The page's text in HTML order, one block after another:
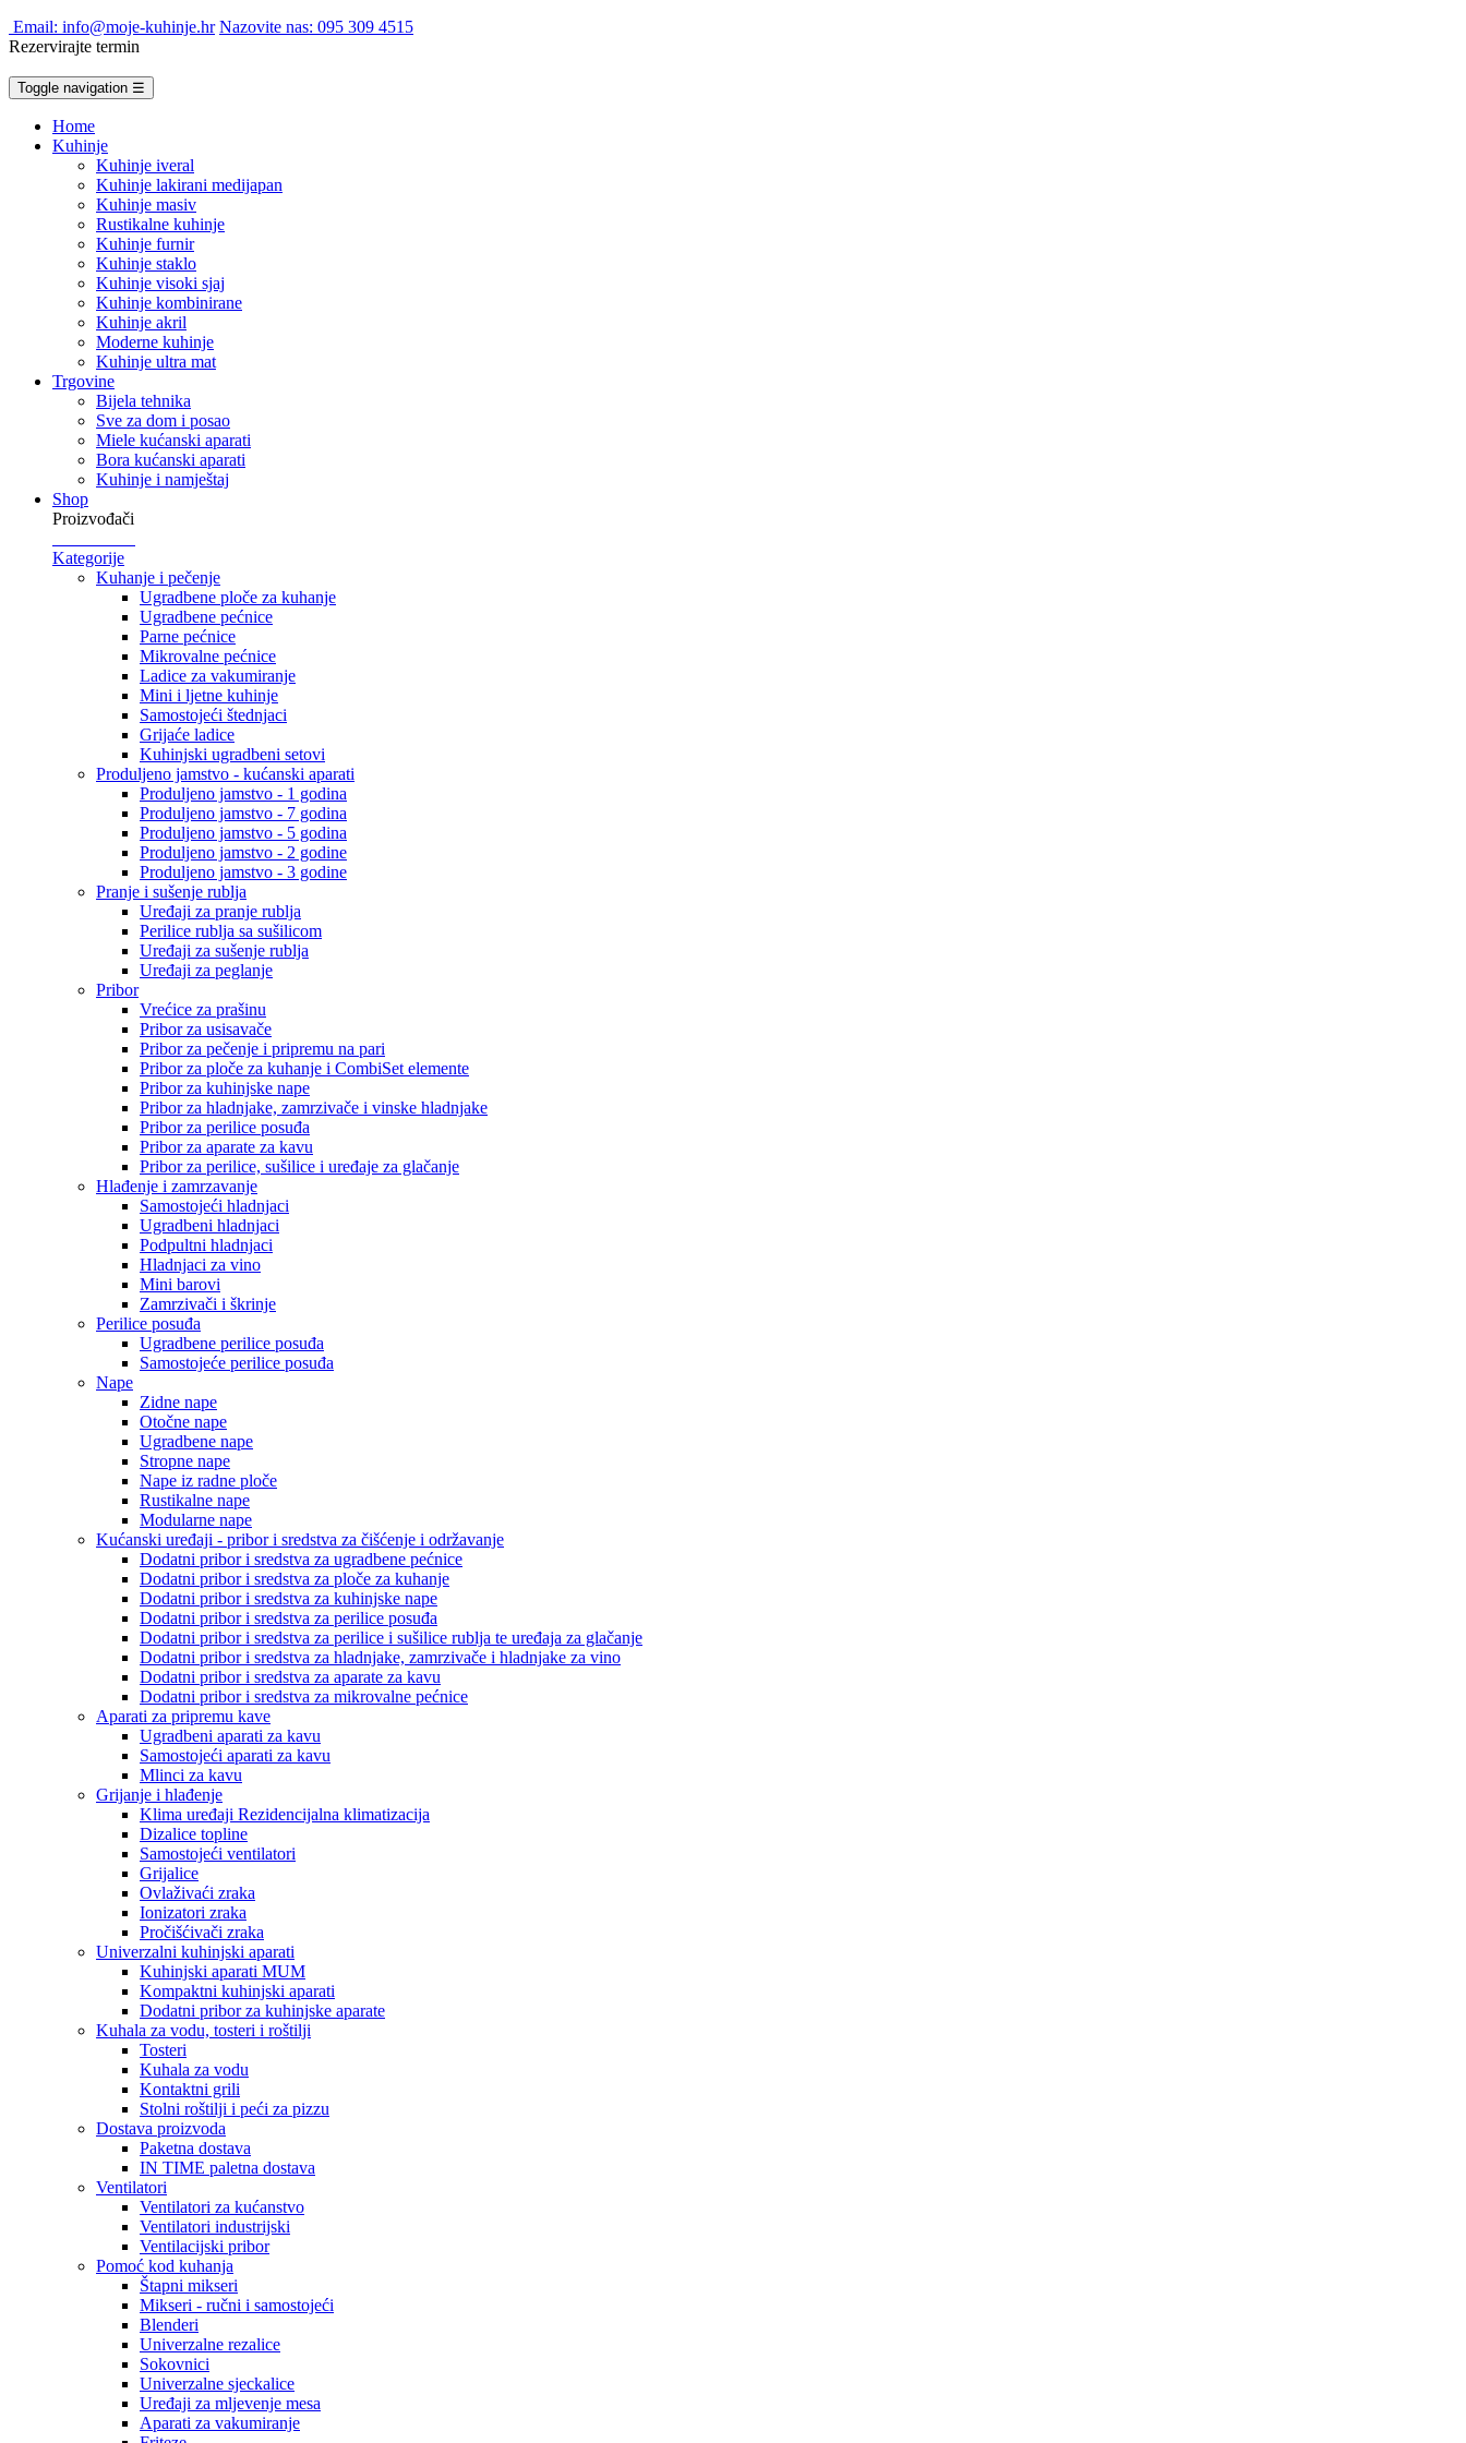
Email: info@moje-kuhinje.hr Nazovite nas: 095 309 4515
Rezervirajte termin
Toggle navigation ☰
Home
Kuhinje
Kuhinje iveral
Kuhinje lakirani medijapan
Kuhinje masiv
Rustikalne kuhinje
Kuhinje furnir
Kuhinje staklo
Kuhinje visoki sjaj
Kuhinje kombinirane
Kuhinje akril
Moderne kuhinje
Kuhinje ultra mat
Trgovine
Bijela tehnika
Sve za dom i posao
Miele kućanski aparati
Bora kućanski aparati
Kuhinje i namještaj
Shop
Proizvođači
Kategorije
Kuhanje i pečenje
Ugradbene ploče za kuhanje
Ugradbene pećnice
Parne pećnice
Mikrovalne pećnice
Ladice za vakumiranje
Mini i ljetne kuhinje
Samostojeći štednjaci
Grijaće ladice
Kuhinjski ugradbeni setovi
Produljeno jamstvo - kućanski aparati
Produljeno jamstvo - 1 godina
Produljeno jamstvo - 7 godina
Produljeno jamstvo - 5 godina
Produljeno jamstvo - 2 godine
Produljeno jamstvo - 3 godine
Pranje i sušenje rublja
Uređaji za pranje rublja
Perilice rublja sa sušilicom
Uređaji za sušenje rublja
Uređaji za peglanje
Pribor
Vrećice za prašinu
Pribor za usisavače
Pribor za pečenje i pripremu na pari
Pribor za ploče za kuhanje i CombiSet elemente
Pribor za kuhinjske nape
Pribor za hladnjake, zamrzivače i vinske hladnjake
Pribor za perilice posuđa
Pribor za aparate za kavu
Pribor za perilice, sušilice i uređaje za glačanje
Hlađenje i zamrzavanje
Samostojeći hladnjaci
Ugradbeni hladnjaci
Podpultni hladnjaci
Hladnjaci za vino
Mini barovi
Zamrzivači i škrinje
Perilice posuđa
Ugradbene perilice posuđa
Samostojeće perilice posuđa
Nape
Zidne nape
Otočne nape
Ugradbene nape
Stropne nape
Nape iz radne ploče
Rustikalne nape
Modularne nape
Kućanski uređaji - pribor i sredstva za čišćenje i održavanje
Dodatni pribor i sredstva za ugradbene pećnice
Dodatni pribor i sredstva za ploče za kuhanje
Dodatni pribor i sredstva za kuhinjske nape
Dodatni pribor i sredstva za perilice posuđa
Dodatni pribor i sredstva za perilice i sušilice rublja te uređaja za glačanje
Dodatni pribor i sredstva za hladnjake, zamrzivače i hladnjake za vino
Dodatni pribor i sredstva za aparate za kavu
Dodatni pribor i sredstva za mikrovalne pećnice
Aparati za pripremu kave
Ugradbeni aparati za kavu
Samostojeći aparati za kavu
Mlinci za kavu
Grijanje i hlađenje
Klima uređaji Rezidencijalna klimatizacija
Dizalice topline
Samostojeći ventilatori
Grijalice
Ovlaživaći zraka
Ionizatori zraka
Pročišćivači zraka
Univerzalni kuhinjski aparati
Kuhinjski aparati MUM
Kompaktni kuhinjski aparati
Dodatni pribor za kuhinjske aparate
Kuhala za vodu, tosteri i roštilji
Tosteri
Kuhala za vodu
Kontaktni grili
Stolni roštilji i peći za pizzu
Dostava proizvoda
Paketna dostava
IN TIME paletna dostava
Ventilatori
Ventilatori za kućanstvo
Ventilatori industrijski
Ventilacijski pribor
Pomoć kod kuhanja
Štapni mikseri
Mikseri - ručni i samostojeći
Blenderi
Univerzalne rezalice
Sokovnici
Univerzalne sjeckalice
Uređaji za mljevenje mesa
Aparati za vakumiranje